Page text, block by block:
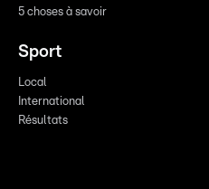
5 choses à savoir
Sport
Local
International
Résultats